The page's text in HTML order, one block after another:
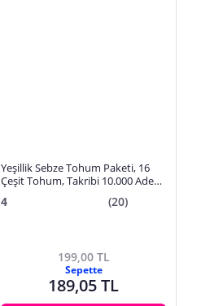
Yeşillik Sebze Tohum Paketi, 16
Çeşit Tohum, Takribi 10.000 Adet
4 (20)
199,00 TL
Sepette
189,05 TL